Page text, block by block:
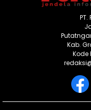
Kab.
Kode